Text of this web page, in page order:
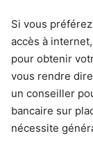
Si vous
accès à
pour obtenir
vous rendre
un conseiller
bancaire sur
nécessite